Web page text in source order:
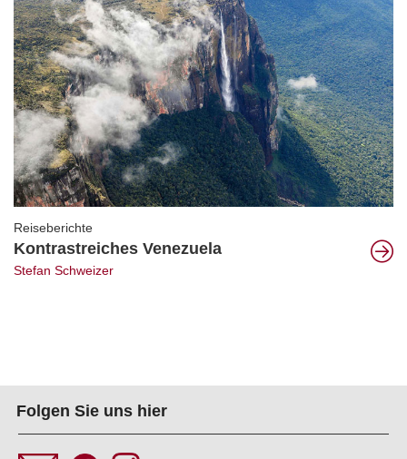
Reiseberichte
Kontrastreiches Venezuela
Stefan Schweizer
Folgen Sie uns hier